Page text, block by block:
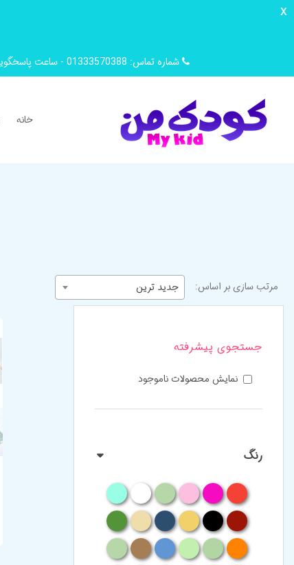
x
شماره تماس: 01333570388 - ساعت پاسخگویی: 9 صبح تا 14 ظهر
خانه
مرتب سازی بر اساس: جدید ترین
جستجوی پیشرفته
نمایش محصولات ناموجود
رنگ